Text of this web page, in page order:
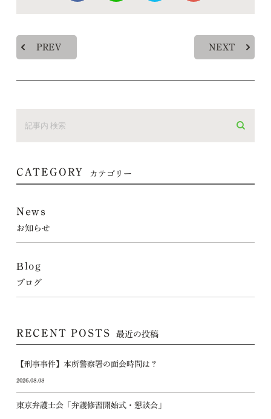
PREV NEXT
CATEGORY カテゴリー
News
お知らせ
Blog
ブログ
RECENT POSTS 最近の投稿
【刑事事件】本所警察署の面会時間は？
2026.08.08
東京弁護士会「弁護修習開始式・懇談会」